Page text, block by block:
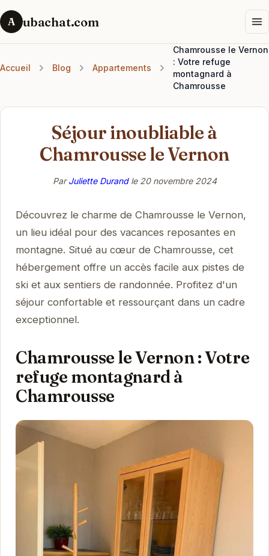
A ubachat.com
Accueil Blog Appartements
Chamrousse le Vernon
: Votre refuge
montagnard à
Chamrousse
Séjour inoubliable à
Chamrousse le Vernon
ParJuliette Durandle 20 novembre 2024
Découvrez le charme de Chamrousse le Vernon,
un lieu idéal pour des vacances reposantes en
montagne. Situé au cœur de Chamrousse, cet
hébergement offre un accès facile aux pistes de
ski et aux sentiers de randonnée. Profitez d'un
séjour confortable et ressourçant dans un cadre
exceptionnel.
Chamrousse le Vernon : Votre
refuge montagnard à
Chamrousse